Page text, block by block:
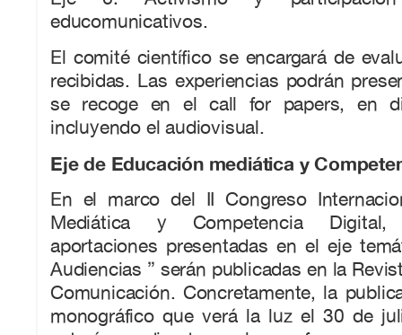
educomunicativos.
El comité científico se encargará de
recibidas. Las experiencias podrán
se recoge en el call for papers, en
incluyendo el audiovisual.
Eje de Educación mediática y
En el marco del II Congreso
Mediática y Competencia
aportaciones presentadas en el eje
Audiencias ” serán publicadas en la
Comunicación. Concretamente, la
monográfico que verá la luz el 30 de